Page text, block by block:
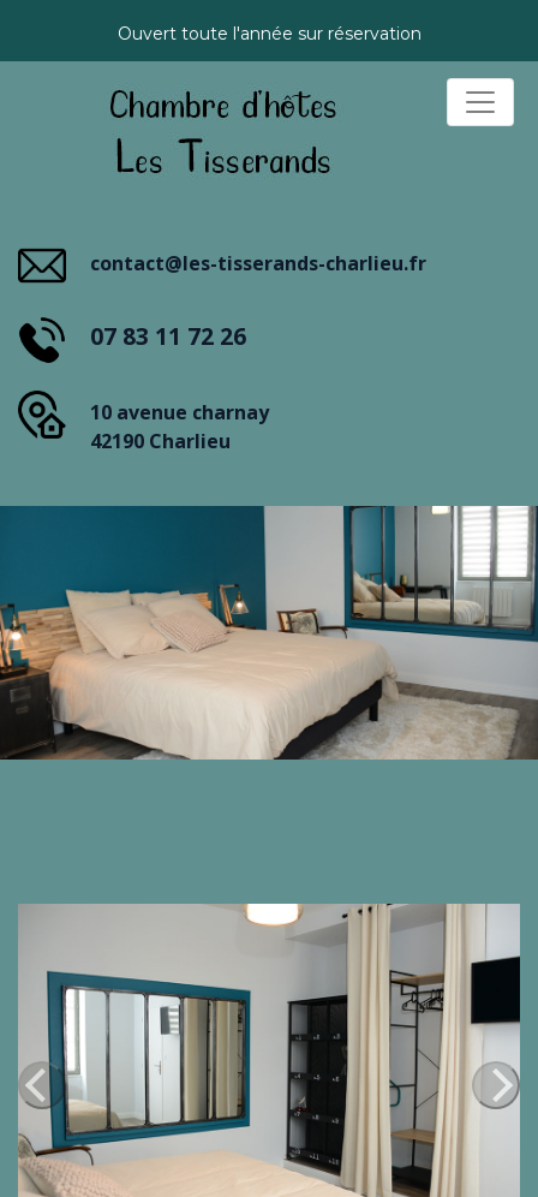
Ouvert toute l'année sur réservation
contact@les-tisserands-charlieu.fr
07 83 11 72 26
10 avenue charnay
42190 Charlieu
Previous Next